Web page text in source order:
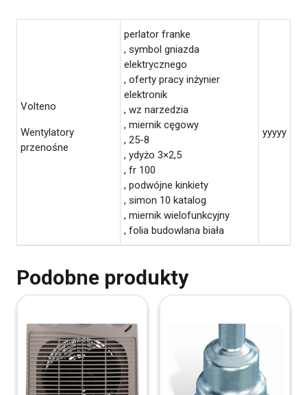
Volteno
Wentylatory
przenośne
perlator franke
, symbol gniazda
elektrycznego
, oferty pracy inżynier
elektronik
, wz narzedzia
, miernik cęgowy
, 25-8
, ydyżo 3×2,5
, fr 100
, podwójne kinkiety
, simon 10 katalog
, miernik wielofunkcyjny
, folia budowlana biała
yyyyy
Podobne produkty